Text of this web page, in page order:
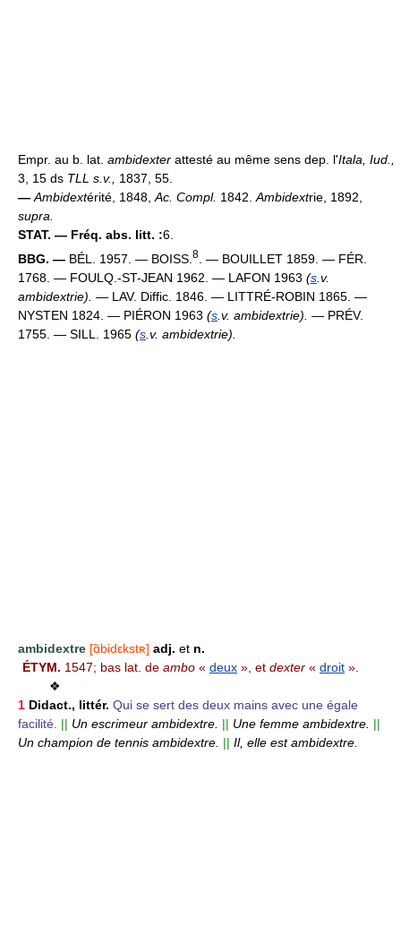
Empr. au b. lat. ambidexter attesté au même sens dep. l'Itala, Iud.,
3, 15 ds TLL s.v., 1837, 55.
—Ambidextérité, 1848,Ac. Compl. 1842.Ambidextrie, 1892,
supra.
STAT. — Fréq. abs. litt. :6.
BBG. — BÉL. 1957. — BOISS. 8
. — BOUILLET 1859. — FÉR.
1768. — FOULQ.-ST-JEAN 1962. — LAFON 1963 (s .v.
ambidextrie). — LAV. Diffic. 1846. — LITTRÉ-ROBIN 1865. —
NYSTEN 1824. — PIÉRON 1963 (s .v. ambidextrie). — PRÉV.
1755. — SILL. 1965 (s .v. ambidextrie).
ambidextre [ɑ̃bidɛkstʀ] adj. et n.
ÉTYM. 1547; bas lat. de ambo « deux », et dexter « droit ».
❖
1 Didact., littér. Qui se sert des deux mains avec une égale
facilité. || Un escrimeur ambidextre. || Une femme ambidextre. ||
Un champion de tennis ambidextre. || Il, elle est ambidextre.